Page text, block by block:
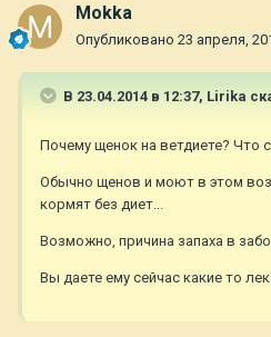
Mokka
Опубликовано 23 апреля,
В 23.04.2014 в 12:37, Lirika
Почему щенок на ветдиете? Что
Обычно щенов и моют в этом
кормят без диет...
Возможно, причина запаха в
Вы даете ему сейчас какие то